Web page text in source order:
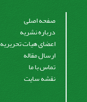
صفحه اصلی
درباره نشریه
اعضای هیات تحریریه
ارسال مقاله
تماس با ما
نقشه سایت